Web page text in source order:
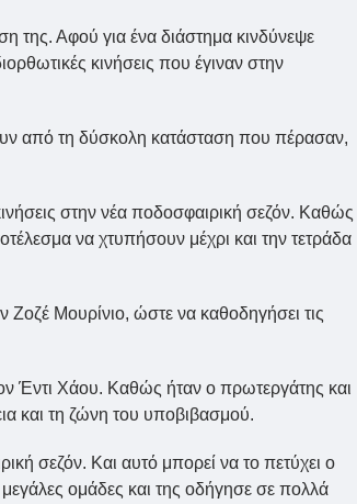
της. Αφού για ένα διάστημα κινδύνεψε
κινήσεις που έγιναν στην
από τη δύσκολη κατάσταση που πέρασαν,
στην νέα ποδοσφαιρική σεζόν. Καθώς
να χτυπήσουν μέχρι και την τετράδα
Μουρίνιο, ώστε να καθοδηγήσει τις
Έντι Χάου. Καθώς ήταν ο πρωτεργάτης και
και τη ζώνη του υποβιβασμού.
σεζόν. Και αυτό μπορεί να το πετύχει ο
ομάδες και της οδήγησε σε πολλά